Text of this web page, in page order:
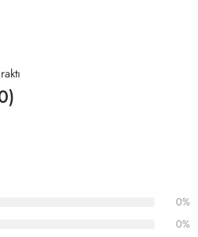
0%
0%